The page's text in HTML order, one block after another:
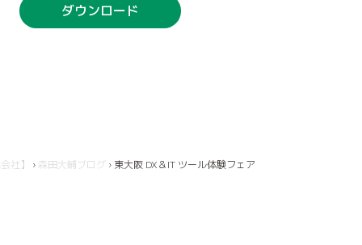
ダウンロード
社】 › 森田大輔ブログ › 東大阪 DX＆IT ツール体験フェア